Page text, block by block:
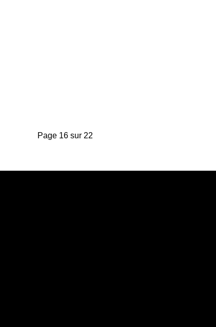
Page 16 sur 22